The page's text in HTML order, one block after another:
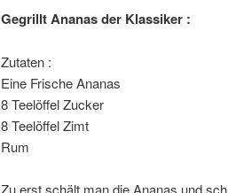
Gegrillt Ananas der Klassiker :
Zutaten :
Eine Frische Ananas
8 Teelöffel Zucker
8 Teelöffel Zimt
Rum
Zu erst schält man die Ananas und